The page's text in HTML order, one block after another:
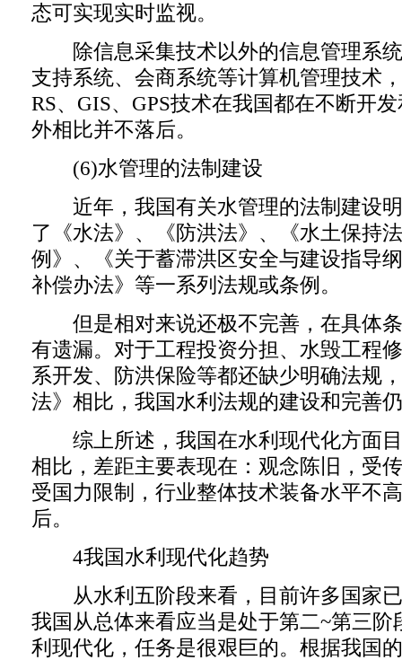
态可实现实时监视。
除信息采集技术以外的信息管理系统
支持系统、会商系统等计算机管理技术
RS、GIS、GPS技术在我国都在不断开
外相比并不落后。
(6)水管理的法制建设
近年，我国有关水管理的法制建设明
了《水法》、《防洪法》、《水土保持
例》、《关于蓄滞洪区安全与建设指导
补偿办法》等一系列法规或条例。
但是相对来说还极不完善，在具体条
有遗漏。对于工程投资分担、水毁工程
系开发、防洪保险等都还缺少明确法规
法》相比，我国水利法规的建设和完善
综上所述，我国在水利现代化方面目
相比，差距主要表现在：观念陈旧，受
受国力限制，行业整体技术装备水平不
后。
4我国水利现代化趋势
从水利五阶段来看，目前许多国家已
我国从总体来看应当是处于第二~第三阶
利现代化，任务是很艰巨的。根据我国